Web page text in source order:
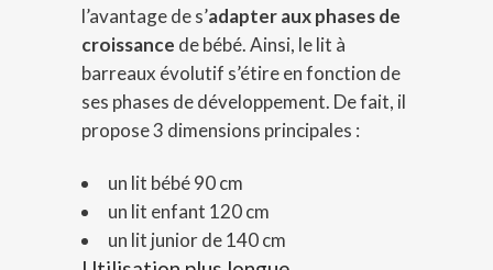
l’avantage de s’adapter aux phases de
croissance de bébé. Ainsi, le lit à
barreaux évolutif s’étire en fonction de
ses phases de développement. De fait, il
propose 3 dimensions principales :
un lit bébé 90 cm
un lit enfant 120 cm
un lit junior de 140 cm